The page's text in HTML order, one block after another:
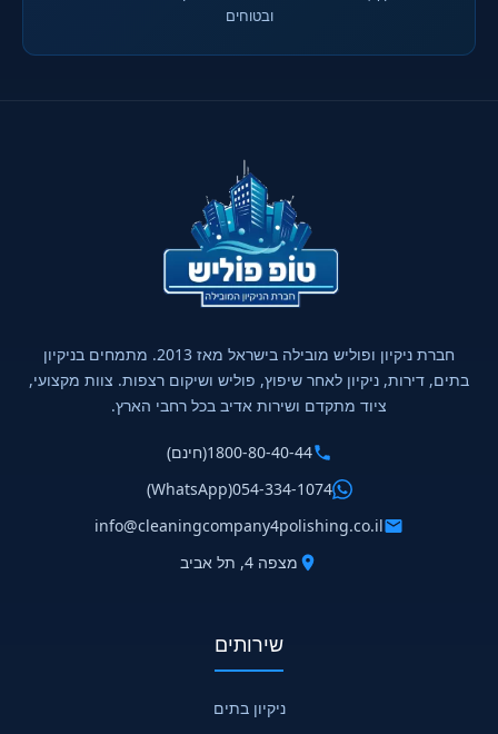
ובטוחים
חברת ניקיון ופוליש מובילה בישראל מאז 2013. מתמחים בניקיון
בתים, דירות, ניקיון לאחר שיפוץ, פוליש ושיקום רצפות. צוות מקצועי,
ציוד מתקדם ושירות אדיב בכל רחבי הארץ.
1800-80-40-44(חינם)
054-334-1074
(WhatsApp)
info@cleaningcompany4polishing.co.il
מצפה 4, תל אביב
שירותים
ניקיון בתים